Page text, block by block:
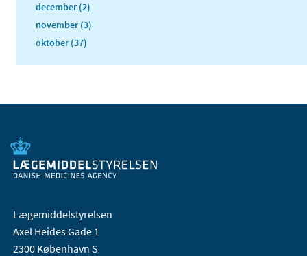
december (2)
november (3)
oktober (37)
Lægemiddelstyrelsen
Axel Heides Gade 1
2300 København S